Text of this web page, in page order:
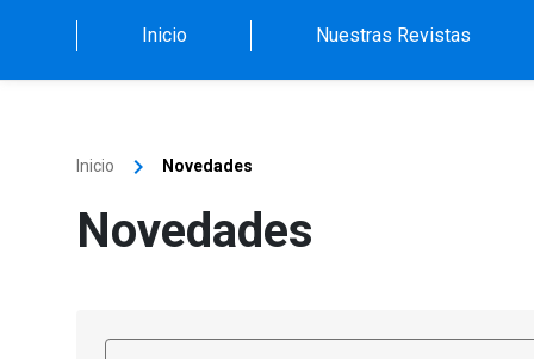
Inicio Nuestras Revistas
Inicio keyboard_arrow_right Novedades
Novedades
Buscar: